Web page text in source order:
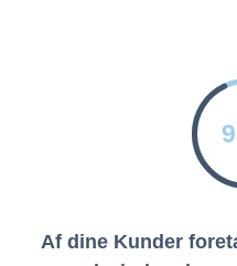
Af dine Kunder